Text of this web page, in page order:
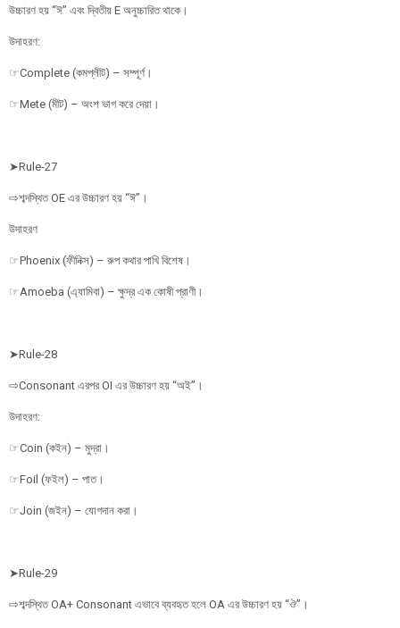
উচ্চারণ হয় “ঈ” এবং দ্বিতীয় E অনুচ্চারিত থাকে।
উদাহরণ:
☞Complete (কমপ্লীট) – সম্পূর্ণ।
☞Mete (মীট) – অংশ ভাগ করে দেয়া।
➤Rule-27
⇨শব্দস্থিত OE এর উচ্চারণ হয় “ঈ”।
উদাহরণ
☞Phoenix (ফীনিক্স) – রুপ কথার পাখি বিশেষ।
☞Amoeba (এ্যামিবা) – ক্ষুদ্র এক কোষী প্রাণী।
➤Rule-28
⇨Consonant এরপর OI এর উচ্চারণ হয় “অই”।
উদাহরণ:
☞Coin (কইন) – মুদ্রা।
☞Foil (ফইল) – পাত।
☞Join (জইন) – যোগদান করা।
➤Rule-29
⇨শব্দস্থিত OA+ Consonant এভাবে ব্যবহৃত হলে OA এর উচ্চারণ হয় “ঔ”।